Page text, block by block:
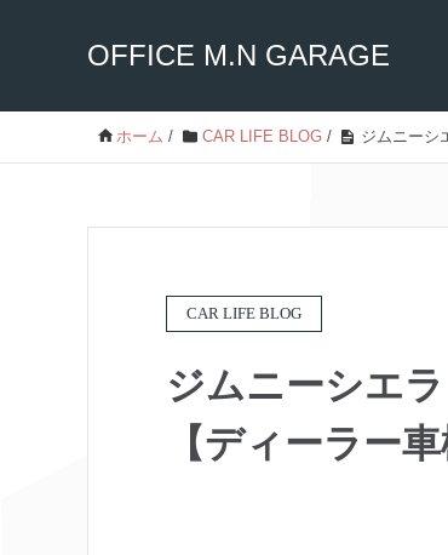
OFFICE M.N GARAGE
ホーム / CAR LIFE BLOG / ジムニーシ
CAR LIFE BLOG
ジムニーシエ
【ディーラー